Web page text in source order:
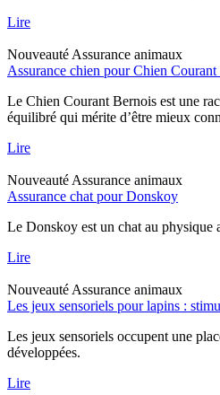
Lire
Nouveauté Assurance animaux
Assurance chien pour Chien
Le Chien Courant Bernois est une
équilibré qui mérite d’être mieux
Lire
Nouveauté Assurance animaux
Assurance chat pour Donskoy
Le Donskoy est un chat au physique
Lire
Nouveauté Assurance animaux
Les jeux sensoriels pour lapins :
Les jeux sensoriels occupent une
développées.
Lire